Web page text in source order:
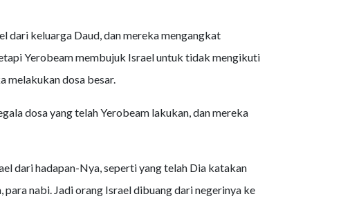
dari keluarga Daud, dan mereka mengangkat
Yerobeam membujuk Israel untuk tidak mengikuti
melakukan dosa besar.
dosa yang telah Yerobeam lakukan, dan mereka
dari hadapan-Nya, seperti yang telah Dia katakan
nabi. Jadi orang Israel dibuang dari negerinya ke